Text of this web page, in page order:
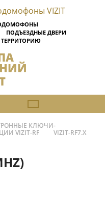
ПОДЪЕЗДНЫЕ ДВЕРИ
КЛЮЧИ-
VIZIT-RF
VIZIT-RF7.X